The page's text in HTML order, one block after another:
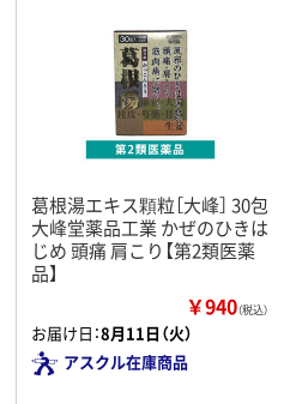
葛根湯エキス顆粒［大峰］ 30包
大峰堂薬品工業 かぜのひきは
じめ 頭痛 肩こり【第2類医薬
品】
￥940（税込）
お届け日：8月11日（火）
アスクル在庫商品